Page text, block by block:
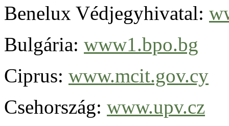
Benelux Védjegyhivatal:
Bulgária: www1.bpo.bg
Ciprus: www.mcit.gov.cy
Csehország: www.upv.cz